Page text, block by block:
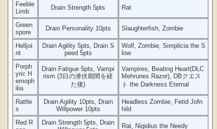
Feeble
Limb
Drain Strength 5pts Rat
Green
spore
Drain Personality 10pts Slaughterfish, Zombie
Helljoi
nt
Drain Agility 5pts, Drain S
peed 5pts
Wolf, Zombie, Simplicia the S
low
Porph
yric H
emoph
ilia
Drain Fatigue 5pts, Vampi
rism (3日の潜伏期間を経
た後)
Vampires, Beating Heart(DLC
Mehrunes Razor), DBクエス
ト the Darkness Eternal
Rattle
s
Drain Agility 10pts, Drain
Willpower 10pts
Headless Zombie, Fetid Jofn
hild
Red R
Drain Strength 5pts, Drain
Rat, Nigidius the Needy